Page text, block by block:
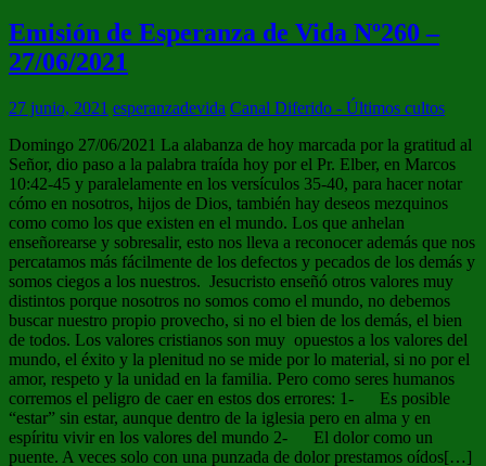
Emisión de Esperanza de Vida Nº260 –
27/06/2021
27 junio, 2021 esperanzadevida Canal Diferido - Últimos cultos
Domingo 27/06/2021 La alabanza de hoy marcada por la gratitud al
Señor, dio paso a la palabra traída hoy por el Pr. Elber, en Marcos
10:42-45 y paralelamente en los versículos 35-40, para hacer notar
cómo en nosotros, hijos de Dios, también hay deseos mezquinos
como como los que existen en el mundo. Los que anhelan
enseñorearse y sobresalir, esto nos lleva a reconocer además que nos
percatamos más fácilmente de los defectos y pecados de los demás y
somos ciegos a los nuestros. Jesucristo enseñó otros valores muy
distintos porque nosotros no somos como el mundo, no debemos
buscar nuestro propio provecho, si no el bien de los demás, el bien
de todos. Los valores cristianos son muy opuestos a los valores del
mundo, el éxito y la plenitud no se mide por lo material, si no por el
amor, respeto y la unidad en la familia. Pero como seres humanos
corremos el peligro de caer en estos dos errores: 1- Es posible
“estar” sin estar, aunque dentro de la iglesia pero en alma y en
espíritu vivir en los valores del mundo 2- El dolor como un
puente. A veces solo con una punzada de dolor prestamos oídos[…]